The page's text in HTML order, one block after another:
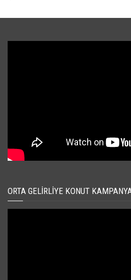
ORTA GELIRLIYE KONUT